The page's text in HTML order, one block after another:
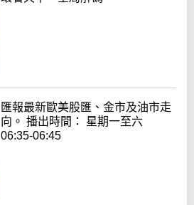
匯報最新歐美股匯、金市及油市走
向。 播出時間： 星期一至六
06:35-06:45